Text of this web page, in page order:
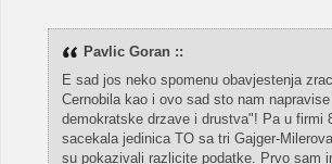
Pavlic Goran ::
E sad jos neko spomenu obavjestenja
Cernobila kao i ovo sad sto nam
demokratske drzave i drustva"! Pa u firmi
sacekala jedinica TO sa tri Gajger-
su pokazivali razlicite podatke. Prvo sam